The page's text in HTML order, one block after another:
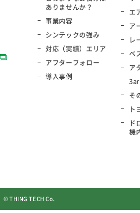
ありませんか？
事業内容
シンテックの強み
対応（実績）エリア
アフターフォロー
導入事例
エ
ア
レ
ベ
ア
そ
ト
ド
機
© THING TECH Co.